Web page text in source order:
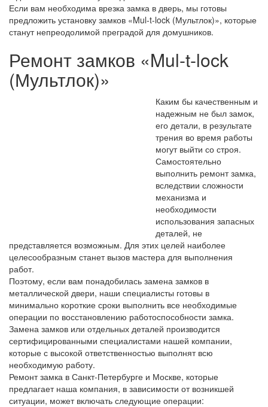
Если вам необходима врезка замка в дверь, мы готовы
предложить установку замков «Mul-t-lock (Мультлок)», которые
станут непреодолимой преградой для домушников.
Ремонт замков «Mul-t-lock
(Мультлок)»
Каким бы качественным и
надежным не был замок,
его детали, в результате
трения во время работы
могут выйти со строя.
Самостоятельно
выполнить ремонт замка,
вследствии сложности
механизма и
необходимости
использования запасных
деталей, не
представляется возможным. Для этих целей наиболее
целесообразным станет вызов мастера для выполнения
работ.
Поэтому, если вам понадобилась замена замков в
металлической двери, наши специалисты готовы в
минимально короткие сроки выполнить все необходимые
операции по восстановлению работоспособности замка.
Замена замков или отдельных деталей производится
сертифицированными специалистами нашей компании,
которые с высокой ответственностью выполнят всю
необходимую работу.
Ремонт замка в Санкт-Петербурге и Москве, которые
предлагает наша компания, в зависимости от возникшей
ситуации, может включать следующие операции: